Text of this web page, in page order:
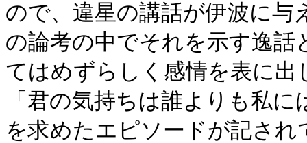
ので、違星の講話が伊波に与
の論考の中でそれを示す逸話
てはめずらしく感情を表に
「君の気持ちは誰よりも私
を求めたエピソードが記され